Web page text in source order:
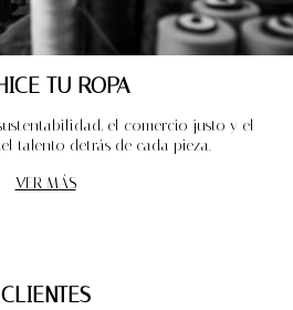
TU ROPA
el comercio justo y el
talento detrás de cada pieza.
VER MÁS
CLIENTES